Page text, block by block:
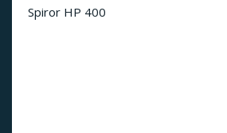
Spiror HP 400